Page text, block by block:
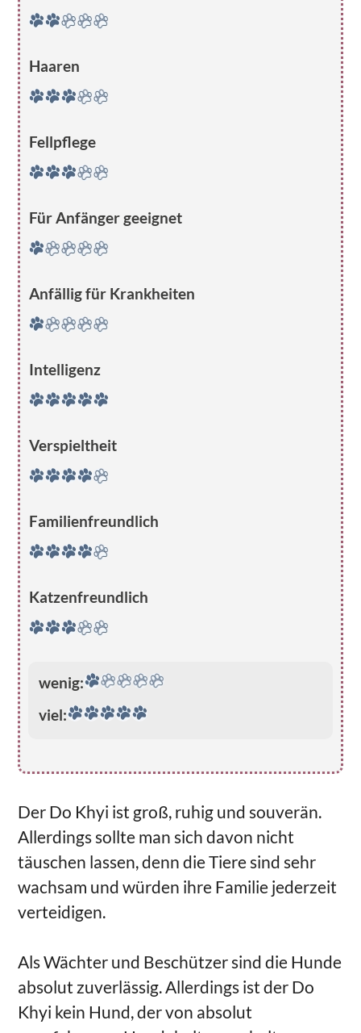
Haaren
Fellpflege
Für Anfänger geeignet
Anfällig für Krankheiten
Intelligenz
Verspieltheit
Familienfreundlich
Katzenfreundlich
wenig:
viel:
Der Do Khyi ist groß, ruhig und souverän.
Allerdings sollte man sich davon nicht
täuschen lassen, denn die Tiere sind sehr
wachsam und würden ihre Familie jederzeit
verteidigen.
Als Wächter und Beschützer sind die Hunde
absolut zuverlässig. Allerdings ist der Do
Khyi kein Hund, der von absolut